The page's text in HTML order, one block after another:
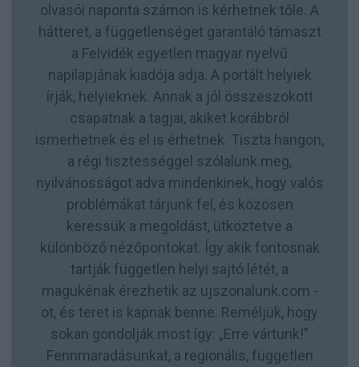
olvasói naponta számon is kérhetnek tőle. A
hátteret, a függetlenséget garantáló támaszt
a Felvidék egyetlen magyar nyelvű
napilapjának kiadója adja. A portált helyiek
írják, helyieknek. Annak a jól összeszokott
csapatnak a tagjai, akiket korábbról
ismerhetnek és el is érhetnek. Tiszta hangon,
a régi tisztességgel szólalunk meg,
nyilvánosságot adva mindenkinek, hogy valós
problémákat tárjunk fel, és közösen
keressük a megoldást, ütköztetve a
különböző nézőpontokat. Így akik fontosnak
tartják független helyi sajtó létét, a
magukénak érezhetik az ujszonalunk.com -
ot, és teret is kapnak benne. Reméljük, hogy
sokan gondolják most így: „Erre vártunk!”
Fennmaradásunkat, a regionális, független